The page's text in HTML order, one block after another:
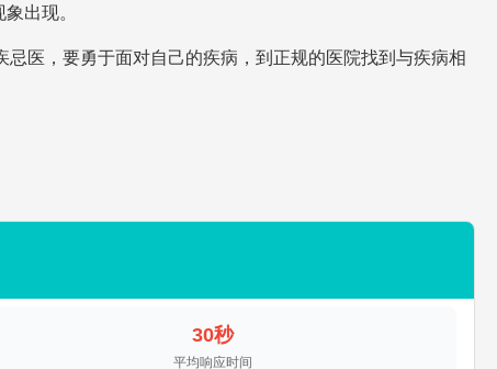
象出现。
医，要勇于面对自己的疾病，到正规的医院找到与疾病相
30秒
平均响应时间